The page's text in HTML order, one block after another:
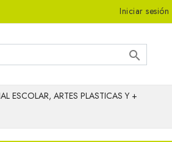
Iniciar sesión

ESCOLAR, ARTES PLASTICAS Y +